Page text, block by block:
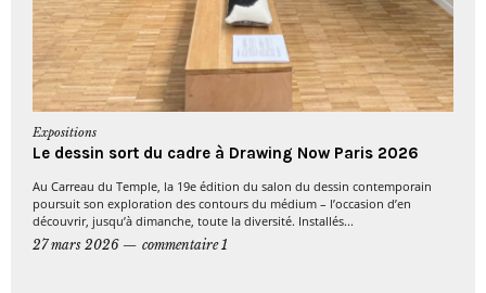
Expositions
Le dessin sort du cadre à Drawing Now Paris 2026
Au Carreau du Temple, la 19e édition du salon du dessin contemporain
poursuit son exploration des contours du médium – l’occasion d’en
découvrir, jusqu’à dimanche, toute la diversité. Installés...
27 mars 2026
commentaire 1